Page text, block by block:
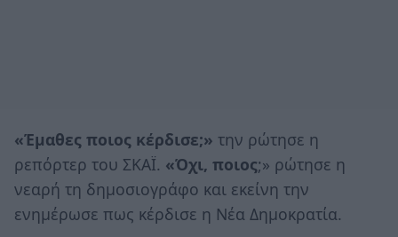
«Έμαθες ποιος κέρδισε;» την ρώτησε η
ρεπόρτερ του ΣΚΑΪ. «Όχι, ποιος;» ρώτησε η
νεαρή τη δημοσιογράφο και εκείνη την
ενημέρωσε πως κέρδισε η Νέα Δημοκρατία.